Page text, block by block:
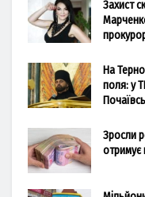
Захист
На
поля: у
Зросли
отримує